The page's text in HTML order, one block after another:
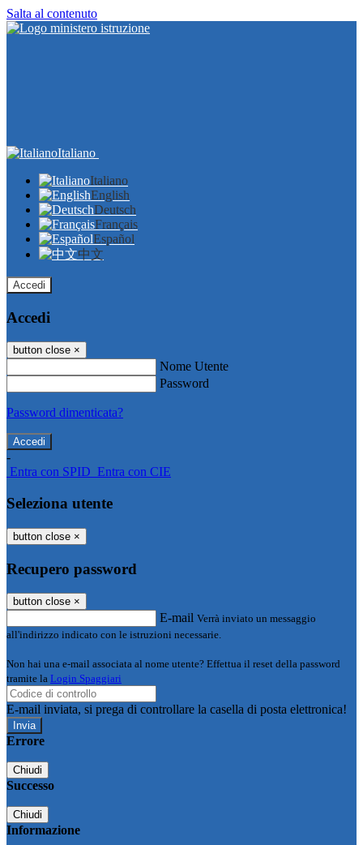
Salta al contenuto
Italiano
Italiano
English
Deutsch
Français
Español
中文
Accedi
Accedi
button close ×
Nome Utente
Password
Password dimenticata?
-
Entra con SPID Entra con CIE
Seleziona utente
button close ×
Recupero password
button close ×
E-mail Verrà inviato un messaggio
all'indirizzo indicato con le istruzioni necessarie.
Non hai una e-mail associata al nome utente? Effettua il reset della password
tramite la Login Spaggiari
E-mail inviata, si prega di controllare la casella di posta elettronica!
Errore
Chiudi
Successo
Chiudi
Informazione